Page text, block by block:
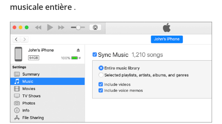
musicale entière .